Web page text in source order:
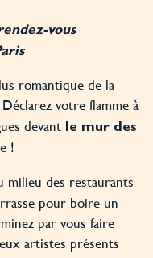
vous
romantique de la
votre flamme à
devant le mur des
!
milieu des restaurants
pour boire un
par vous faire
artistes présents